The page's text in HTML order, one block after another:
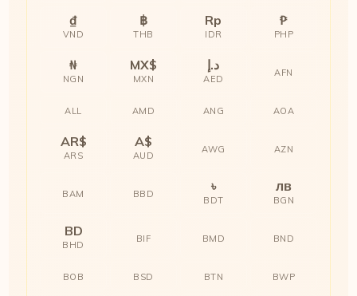
₫
VND
฿
THB
Rp
IDR
₱
PHP
₦
NGN
MX$
MXN
د.إ
AED
AFN
ALL AMD ANG AOA
AR$
ARS
A$
AUD
AWG AZN
BAM BBD ৳
BDT
лв
BGN
BD
BHD
BIF BMD BND
BOB BSD BTN BWP